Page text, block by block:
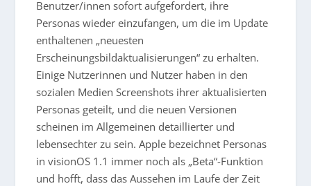
Benutzer/innen sofort aufgefordert, ihre
Personas wieder einzufangen, um die im Update
enthaltenen „neuesten
Erscheinungsbildaktualisierungen“ zu erhalten.
Einige Nutzerinnen und Nutzer haben in den
sozialen Medien Screenshots ihrer aktualisierten
Personas geteilt, und die neuen Versionen
scheinen im Allgemeinen detaillierter und
lebensechter zu sein. Apple bezeichnet Personas
in visionOS 1.1 immer noch als „Beta“-Funktion
und hofft, dass das Aussehen im Laufe der Zeit